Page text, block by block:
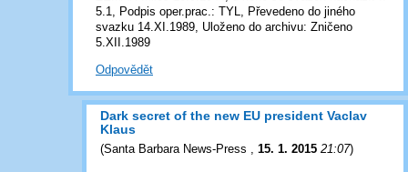
5.1, Podpis oper.prac.: TYL, Převedeno do jiného
svazku 14.XI.1989, Uloženo do archivu: Zničeno
5.XII.1989
Odpovědět
Dark secret of the new EU president Vaclav
Klaus
(Santa Barbara News-Press , 15. 1. 2015 21:07)